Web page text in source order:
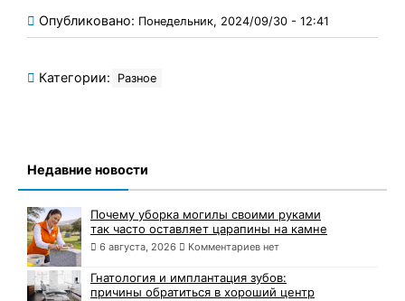
Опубликовано: Понедельник, 2024/09/30 - 12:41
Категории: Разное
Недавние новости
Почему уборка могилы своими руками
так часто оставляет царапины на камне
6 августа, 2026 Комментариев нет
Гнатология и имплантация зубов:
причины обратиться в хороший центр